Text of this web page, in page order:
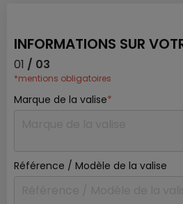
INFORMATIONS SUR
01 / 03
*mentions obligatoires
Marque de la valise*
Référence / Modèle de la valise